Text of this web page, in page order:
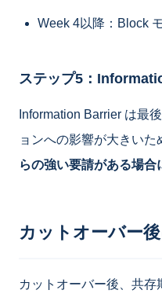
Week 4以降：Block
ステップ5：
Information Barrier は最
ョンへの影響が大きいた
らの強い要請がある場合
カットオーバー
カットオーバー後、共